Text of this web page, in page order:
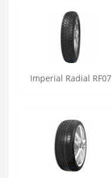
Imperial Radial RF07